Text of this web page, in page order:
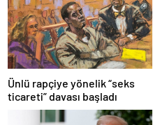
Ünlü rapçiye yönelik “seks
ticareti” davası başladı